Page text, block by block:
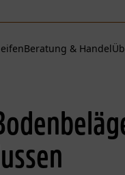
Beratung & Handel